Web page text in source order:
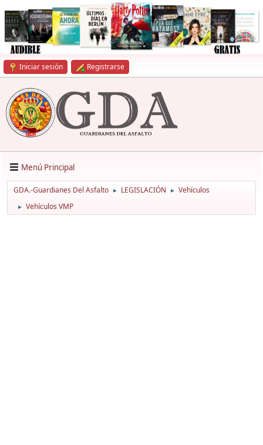
Iniciar sesión Registrarse
Menú Principal
GDA.-Guardianes Del Asfalto ► LEGISLACIÓN ► Vehículos
► Vehículos VMP